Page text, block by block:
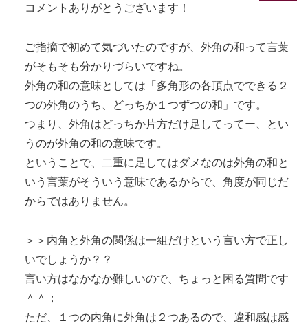
コメントありがとうございます！
ご指摘で初めて気づいたのですが、外角の和って言葉
がそもそも分かりづらいですね。
外角の和の意味としては「多角形の各頂点でできる２
つの外角のうち、どっちか１つずつの和」です。
つまり、外角はどっちか片方だけ足してってー、とい
うのが外角の和の意味です。
ということで、二重に足してはダメなのは外角の和と
いう言葉がそういう意味であるからで、角度が同じだ
からではありません。
＞＞内角と外角の関係は一組だけという言い方で正し
いでしょうか？？
言い方はなかなか難しいので、ちょっと困る質問です
＾＾；
ただ、１つの内角に外角は２つあるので、違和感は感